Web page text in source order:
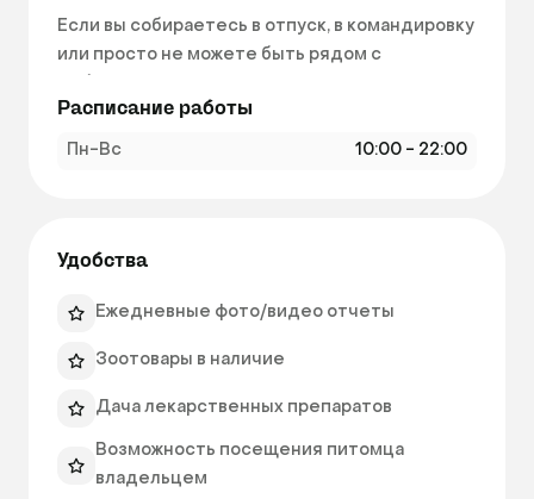
Если вы собираетесь в отпуск, в командировку
или просто не можете быть рядом с
создана для того, чтобы животные
чувствовали себя как дома:
присмотр
врачей
✨ Прогулки и игры (для собак)
✨ Фото- и видеоотчёты по желанию
🐶🐱 Мы принимаем кошек и собак, учитываем
особенности характера, привычки и
Расписание работы
Пн-Вс 10:00 - 22:00
Удобства
Ежедневные фото/видео отчеты
Зоотовары в наличие
Дача лекарственных препаратов
Возможность посещения питомца
владельцем